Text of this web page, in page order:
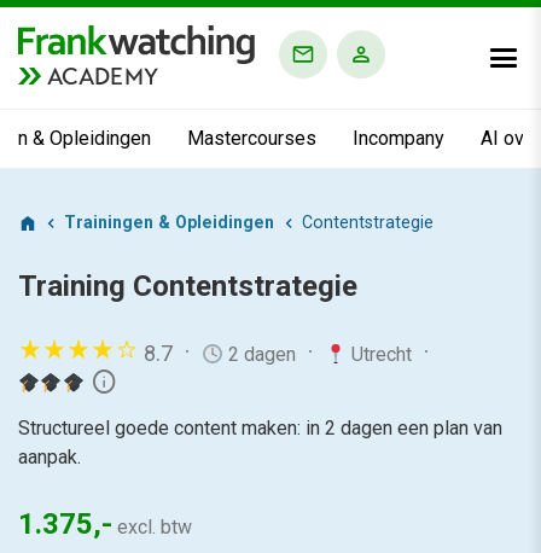
ACADEMY
& Opleidingen Mastercourses Incompany AI
Trainingen & Opleidingen Contentstrategie
Training Contentstrategie
8.7 2 dagen Utrecht
info
Structureel goede content maken: in 2 dagen een plan van
aanpak.
1.375,- excl. btw